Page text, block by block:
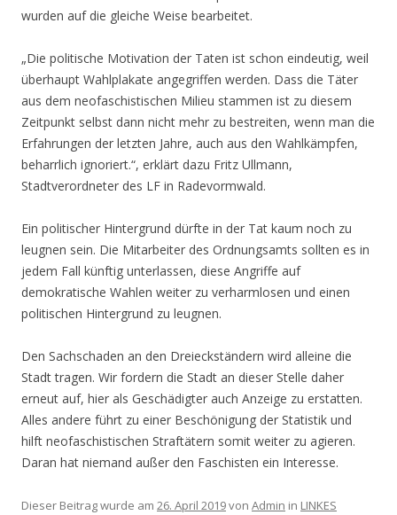
wurden auf die gleiche Weise bearbeitet.
„Die politische Motivation der Taten ist schon eindeutig, weil
überhaupt Wahlplakate angegriffen werden. Dass die Täter
aus dem neofaschistischen Milieu stammen ist zu diesem
Zeitpunkt selbst dann nicht mehr zu bestreiten, wenn man die
Erfahrungen der letzten Jahre, auch aus den Wahlkämpfen,
beharrlich ignoriert.“, erklärt dazu Fritz Ullmann,
Stadtverordneter des LF in Radevormwald.
Ein politischer Hintergrund dürfte in der Tat kaum noch zu
leugnen sein. Die Mitarbeiter des Ordnungsamts sollten es in
jedem Fall künftig unterlassen, diese Angriffe auf
demokratische Wahlen weiter zu verharmlosen und einen
politischen Hintergrund zu leugnen.
Den Sachschaden an den Dreieckständern wird alleine die
Stadt tragen. Wir fordern die Stadt an dieser Stelle daher
erneut auf, hier als Geschädigter auch Anzeige zu erstatten.
Alles andere führt zu einer Beschönigung der Statistik und
hilft neofaschistischen Straftätern somit weiter zu agieren.
Daran hat niemand außer den Faschisten ein Interesse.
Dieser Beitrag wurde am 26. April 2019von Admin in LINKES